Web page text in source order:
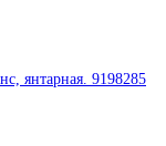
янтарная. 9198285